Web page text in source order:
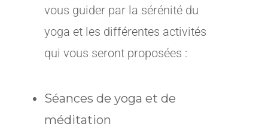
vous guider par la sérénité du
yoga et les différentes activités
qui vous seront proposées :
Séances de yoga et de
méditation